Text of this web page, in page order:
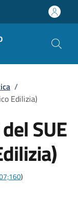
/
Edilizia)
SUE
)